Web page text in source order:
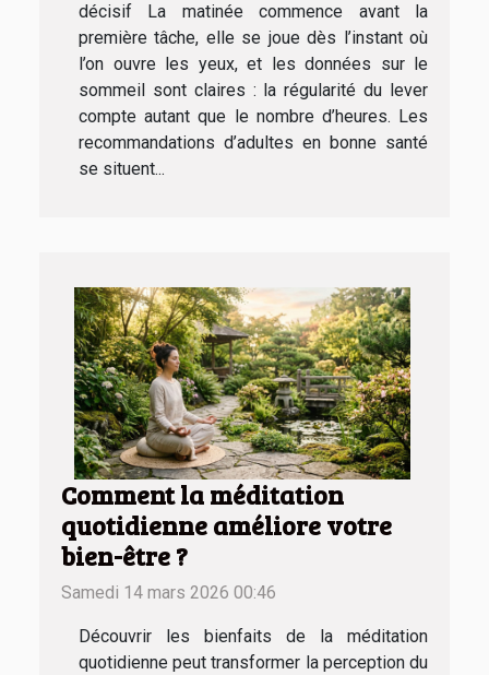
décisif La matinée commence avant la
première tâche, elle se joue dès l’instant où
l’on ouvre les yeux, et les données sur le
sommeil sont claires : la régularité du lever
compte autant que le nombre d’heures. Les
recommandations d’adultes en bonne santé
se situent...
Comment la méditation
quotidienne améliore votre
bien-être ?
Samedi 14 mars 2026 00:46
Découvrir les bienfaits de la méditation
quotidienne peut transformer la perception du